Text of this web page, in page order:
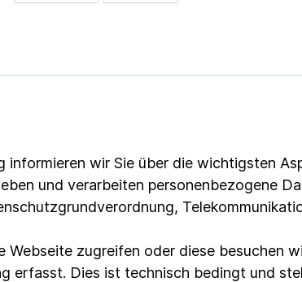
informieren wir Sie über die wichtigsten
und verarbeiten personenbezogene
Webseite zugreifen oder diese besuchen
erfasst. Dies ist technisch bedingt und